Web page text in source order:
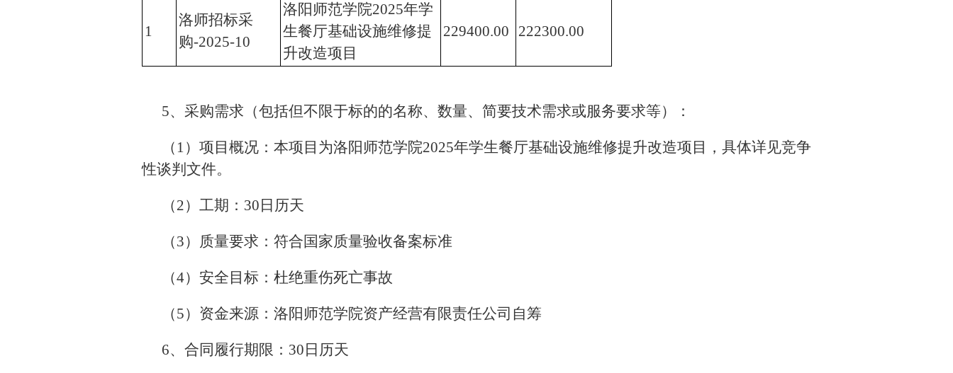
1
洛师招标采
购-2025-10
洛阳师范学院2025年学
生餐厅基础设施维修提
升改造项目
229400.00 222300.00
5、采购需求（包括但不限于标的的名称、数量、简要技术需求或服务要求等）：
（1）项目概况：本项目为洛阳师范学院2025年学生餐厅基础设施维修提升改造项目，具体详见竞争
性谈判文件。
（2）工期：30日历天
（3）质量要求：符合国家质量验收备案标准
（4）安全目标：杜绝重伤死亡事故
（5）资金来源：洛阳师范学院资产经营有限责任公司自筹
6、合同履行期限：30日历天